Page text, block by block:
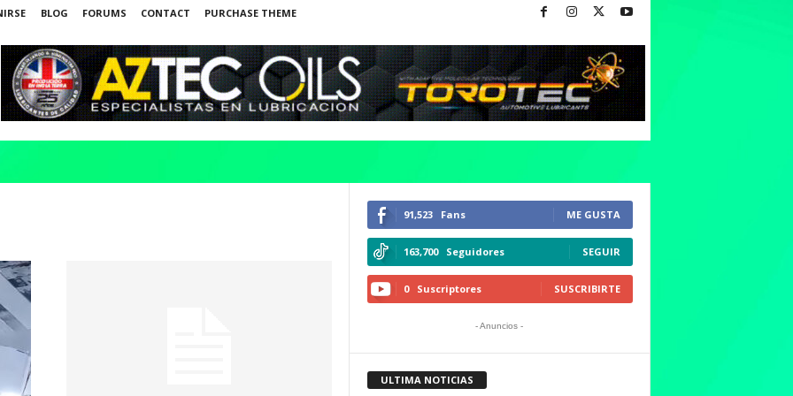
BLOG FORUMS CONTACT PURCHASE THEME
91,523 Fans ME GUSTA
163,700 Seguidores SEGUIR
0 Suscriptores SUSCRIBIRTE
- Anuncios -
ULTIMA NOTICIAS